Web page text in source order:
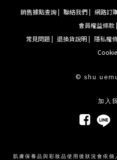
銷售據點查詢 | 聯絡我們 | 網路訂
會員權益條款 |
常見問題 | 退換貨說明 | 隱私權
© shu
加入
肌膚保養品與彩妝品使用後狀況會依個